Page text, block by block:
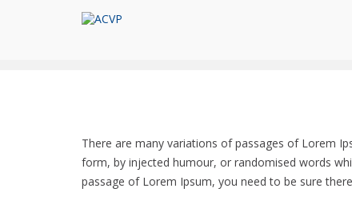
There are many variations of passages of Lorem
form, by injected humour, or randomised words
passage of Lorem Ipsum, you need to be sure